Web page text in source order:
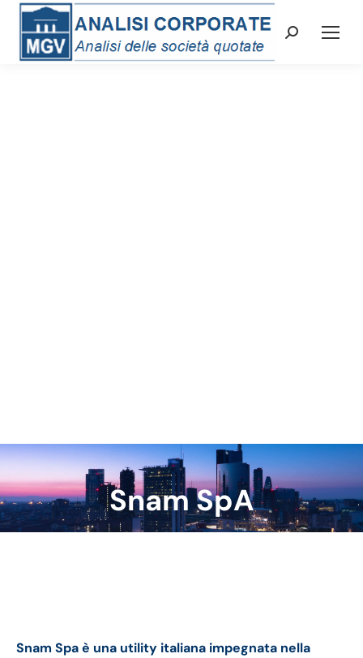
Cerca:
Snam SpA
Tu sei qui:
Snam Spa è una utility italiana impegnata nella